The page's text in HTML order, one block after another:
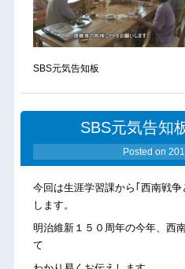
SBS元気告知板
SBS元気告知
Posted on
今回は生涯学習課から｢西南戦
します。
明治維新１５０周年の今年、西
て